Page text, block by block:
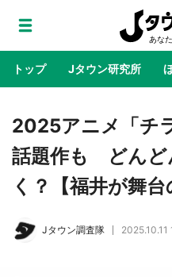
トップ Jタウン研究所
地域×二次元 絶景
アニメ『はた
ラボ 作品の世
2025アニメ「チ
話題作も どんど
く？【福井が舞台
Jタウン調査隊 2025.10.11